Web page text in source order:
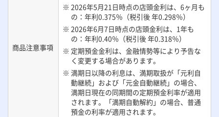
商品注意事項
※ 2026年5月21日時点の店頭金利は、6ヶ月も
の：年利0.375％（税引後 年0.298％）
※ 2026年6月7日時点の店頭金利は、1年も
の：年利0.40％（税引後 年0.318％）
※ 定期預金金利は、金融情勢等により予告な
く変更する場合があります。
※ 満期日以降の利息は、満期取扱が「元利自
動継続」および「元金自動継続」の場合、
満期日現在の同期間の定期預金利率が適用
されます。「満期自動解約」の場合、普通
預金の利率が適用されます。